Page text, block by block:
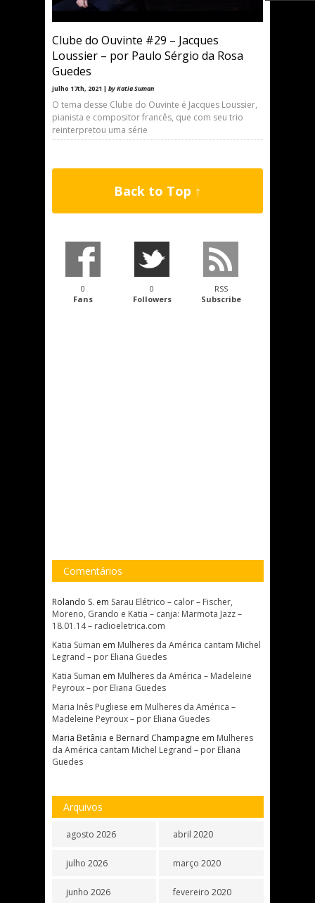
Clube do Ouvinte #29 – Jacques
Loussier – por Paulo Sérgio da Rosa
Guedes
julho 17th, 2021 | by Katia Suman
O tema desse Clube do Ouvinte é Jacques Loussier,
pianista e compositor francês, que com seu trio
reinterpretou uma série
Back to Top ↑
0
Fans
0
Followers
RSS
Subscribe
Comentários
Rolando S. em Sarau Elétrico – calor – Fischer,
Moreno, Grando e Katia – canja: Marmota Jazz –
18.01.14 – radioeletrica.com
Katia Suman em Mulheres da América cantam Michel
Legrand – por Eliana Guedes
Katia Suman em Mulheres da América – Madeleine
Peyroux – por Eliana Guedes
Maria Inês Pugliese em Mulheres da América –
Madeleine Peyroux – por Eliana Guedes
Maria Betânia e Bernard Champagne em Mulheres
da América cantam Michel Legrand – por Eliana
Guedes
Arquivos
agosto 2026
julho 2026
junho 2026
abril 2020
março 2020
fevereiro 2020